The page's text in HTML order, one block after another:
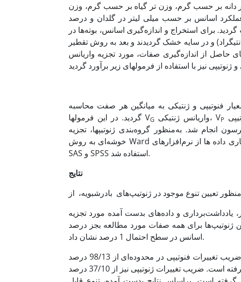
دانه بر حسب گرم، وزن تر گیاه بر حسب گرم، وزن
اسانس بر حسب میلی لیتر در گلدان و درصد
برای استخراج و اندازه‌گیری اسانس، بوته‌ها در
برداشت شده و در دمای اتاق (حدود 25 درجه سانتیگراد) و در سایه خشک گردیدند و بعد به روش تقطیر
حاصل از اندازه‌گیری صفات، مورد تجزیه واریانس
فنوتیپی و ژنتیکی به میانگین هر صفت محاسبه
گردید. در این فرمولها VG واریانس ژنتیکی، VP
پیرسون انجام شد. به‌منظور گروه‌بندی ژنوتیپها، تجزیه
خوشه‌ای به روش Ward و معیار مربع فاصله اقلیدسی انجام شد (21). جهت تجزیه آماری داده ها از نرم‌افزارهای Excel،
SAS و SPSS استفاده شد.
نتایج
تعیین تنوع موجود در ژنوتیپ‌های بادرشبویه، از
و داده‌های بدست آمده مورد تجزیه
1)، اختلاف معنی‌داری را بین ژنوتیپ‌ها برای همه صفات مورد مطالعه بجز درصد
اسانس در سطح احتمال 1 درصد نشان داد.
ضرایب تنوع فنوتیپی و ژنوتیپی صفات در جدول 1 آورده شده است. ضریب تغییرات فنوتیپی در محدوده‌ای از 98/13 درصد
برای صفت تعداد برگ تا 90/52 درصد برای صفت وزن تر گیاه قرار گرفته است. ضریب تغییرات ژنوتیپی نیز از 37/10 درصد